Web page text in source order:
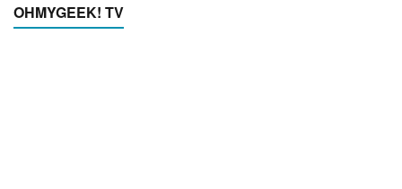
OHMYGEEK! TV